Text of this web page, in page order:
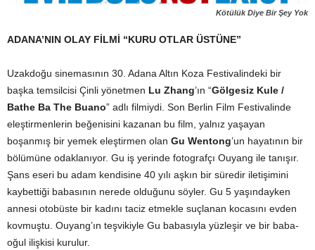
Kötülük Diye Bir Şey Yok
ADANA’NIN OLAY FİLMİ “KURU OTLAR ÜSTÜNE”
Uzakdoğu sinemasının 30. Adana Altın Koza Festivalindeki bir
başka temsilcisi Çinli yönetmen Lu Zhang’ın “Gölgesiz Kule /
Bathe Ba The Buano” adlı filmiydi. Son Berlin Film Festivalinde
eleştirmenlerin beğenisini kazanan bu film, yalnız yaşayan
boşanmış bir yemek eleştirmen olan Gu Wentong’un hayatının bir
bölümüne odaklanıyor. Gu iş yerinde fotografçı Ouyang ile tanışır.
Şans eseri bu adam kendisine 40 yılı aşkın bir süredir iletişimini
kaybettiği babasının nerede olduğunu söyler. Gu 5 yaşındayken
annesi otobüste bir kadını taciz etmekle suçlanan kocasını evden
kovmuştu. Ouyang’ın teşvikiyle Gu babasıyla yüzleşir ve bir baba-
oğul ilişkisi kurulur.